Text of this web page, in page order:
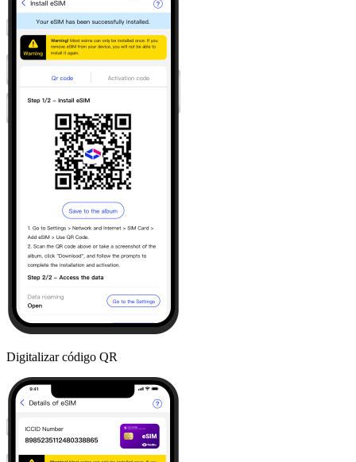
Digitalizar código QR